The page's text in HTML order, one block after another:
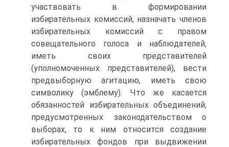
участвовать в формировании
избирательных комиссий, назначать членов
избирательных комиссий с правом
совещательного голоса и наблюдателей,
иметь своих представителей
(уполномоченных представителей), вести
предвыборную агитацию, иметь свою
символику (эмблему). Что же касается
обязанностей избирательных объединений,
предусмотренных законодательством о
выборах, то к ним относится создание
избирательных фондов при выдвижении